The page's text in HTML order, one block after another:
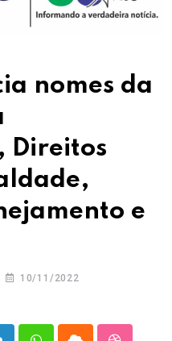
nomes da
Direitos
e
10/11/2022